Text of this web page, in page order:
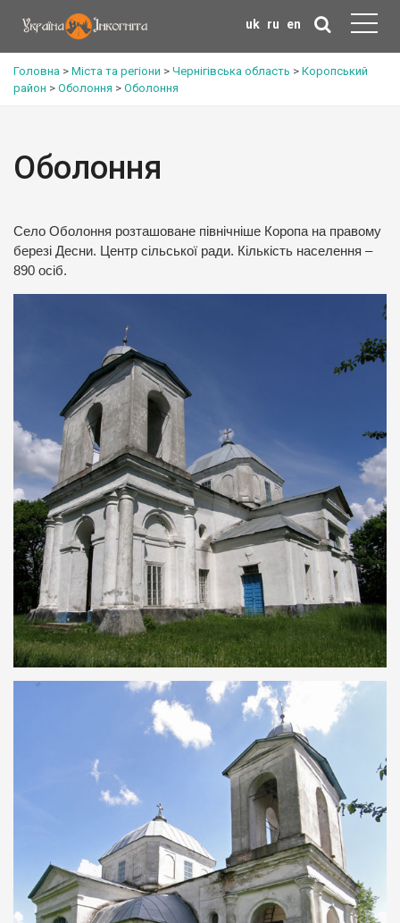
uk ru en
Головна > Міста та регіони > Чернігівська область > Коропський
район > Оболоння > Оболоння
Оболоння
Село Оболоння розташоване північніше Коропа на правому
березі Десни. Центр сільської ради. Кількість населення –
890 осіб.